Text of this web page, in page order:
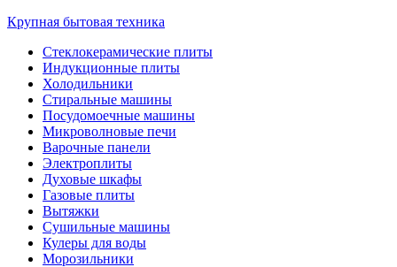
Крупная бытовая техника
Стеклокерамические плиты
Индукционные плиты
Холодильники
Стиральные машины
Посудомоечные машины
Микроволновые печи
Варочные панели
Электроплиты
Духовые шкафы
Газовые плиты
Вытяжки
Сушильные машины
Кулеры для воды
Морозильники